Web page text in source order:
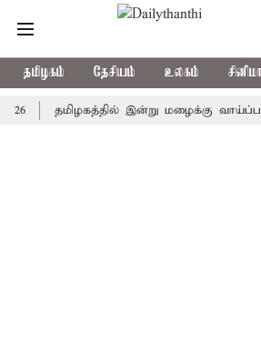
தமிழகம் தேசியம் உலகம் சினிமா
தமிழகத்தில் இன்று மழைக்கு வாய்ப்பா..?